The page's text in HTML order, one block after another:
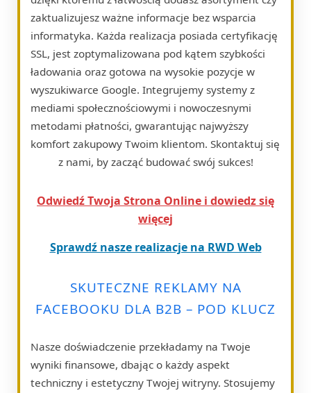
zaktualizujesz ważne informacje bez wsparcia
informatyka. Każda realizacja posiada certyfikację
SSL, jest zoptymalizowana pod kątem szybkości
ładowania oraz gotowa na wysokie pozycje w
wyszukiwarce Google. Integrujemy systemy z
mediami społecznościowymi i nowoczesnymi
metodami płatności, gwarantując najwyższy
komfort zakupowy Twoim klientom. Skontaktuj się
z nami, by zacząć budować swój sukces!
Odwiedź Twoja Strona Online i dowiedz się
więcej
Sprawdź nasze realizacje na RWD Web
SKUTECZNE REKLAMY NA
FACEBOOKU DLA B2B – POD KLUCZ
Nasze doświadczenie przekładamy na Twoje
wyniki finansowe, dbając o każdy aspekt
techniczny i estetyczny Twojej witryny. Stosujemy